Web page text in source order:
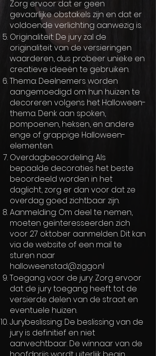
Zorg ervoor dat er geen
gevaarlijke obstakels zijn en dat er
voldoende verlichting aanwezig is.
Originaliteit: De jury zal de
originaliteit van de versieringen
waarderen, dus probeer unieke en
creatieve ideeën te gebruiken.
Thema: Deelnemers worden
aangemoedigd om hun huizen te
decoreren volgens het Halloween-
thema. Denk aan spoken,
pompoenen, heksen, en andere
enge of grappige Halloween-
elementen.
Overdagbeoordeling: Als
bepaalde decoraties het beste
beoordeeld worden in het
daglicht, zorg er dan voor dat ze
overdag goed zichtbaar zijn.
Aanmelding: Om deel te nemen,
moeten geïnteresseerden zich
voor 27 oktober aanmelden. Dit kan
via de website of een mail te
sturen naar
halloweenstad@ziggo.nl
Toegang voor de jury: Zorg ervoor
dat de jury toegang heeft tot de
versierde delen van de straat en
eventuele huizen.
Jurybeslissing: De beslissing van de
jury is definitief en niet
aanvechtbaar. De winnaar van de